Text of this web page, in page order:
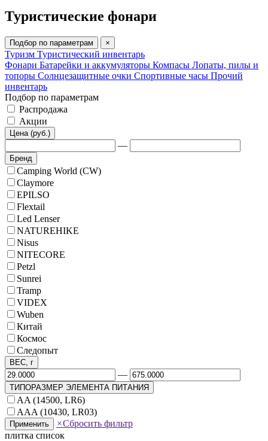
Туристические фонари
Подбор по параметрам ×
Туризм Туристический инвентарь
Фонари Батарейки и аккумуляторы Компасы Лопаты, пилы и
топоры Солнцезащитные очки Спортивные часы Прочий
инвентарь
Подбор по параметрам
Распродажа
Акции
Цена (руб.)
—
Бренд
Camping World (CW)
Claymore
EPILSO
Flextail
Led Lenser
NATUREHIKE
Nisus
NITECORE
Petzl
Sunrei
Tramp
VIDEX
Wuben
Китай
Космос
Следопыт
ВЕС, г
—
ТИПОРАЗМЕР ЭЛЕМЕНТА ПИТАНИЯ
AA (14500, LR6)
AAA (10430, LR03)
Применить ×Сбросить фильтр
плитка список